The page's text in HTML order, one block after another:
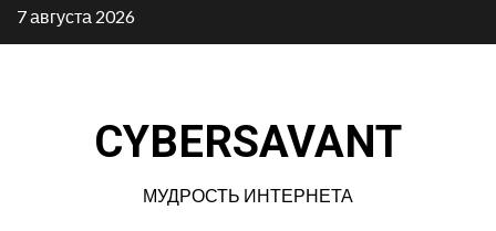
Перейти
к
7 августа 2026
CYBERSAVANT
МУДРОСТЬ ИНТЕРНЕТА